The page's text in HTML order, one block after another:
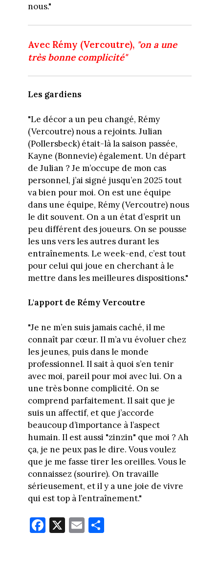
nous."
Avec Rémy (Vercoutre), "on a une
très bonne complicité"
Les gardiens
"Le décor a un peu changé, Rémy
(Vercoutre) nous a rejoints. Julian
(Pollersbeck) était-là la saison passée,
Kayne (Bonnevie) également. Un départ
de Julian ? Je m’occupe de mon cas
personnel, j’ai signé jusqu’en 2025 tout
va bien pour moi. On est une équipe
dans une équipe, Rémy (Vercoutre) nous
le dit souvent. On a un état d’esprit un
peu différent des joueurs. On se pousse
les uns vers les autres durant les
entraînements. Le week-end, c’est tout
pour celui qui joue en cherchant à le
mettre dans les meilleures dispositions."
L'apport de Rémy Vercoutre
"Je ne m’en suis jamais caché, il me
connaît par cœur. Il m’a vu évoluer chez
les jeunes, puis dans le monde
professionnel. Il sait à quoi s’en tenir
avec moi, pareil pour moi avec lui. On a
une très bonne complicité. On se
comprend parfaitement. Il sait que je
suis un affectif, et que j’accorde
beaucoup d’importance à l’aspect
humain. Il est aussi "zinzin" que moi ? Ah
ça, je ne peux pas le dire. Vous voulez
que je me fasse tirer les oreilles. Vous le
connaissez (sourire). On travaille
sérieusement, et il y a une joie de vivre
qui est top à l’entraînement."
Fa
ce
X E
m
Pa